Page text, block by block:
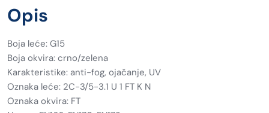
Opis
Boja leće: G15
Boja okvira: crno/zelena
Karakteristike: anti-fog, ojačanje, UV
Oznaka leće: 2C-3/5-3.1 U 1 FT K N
Oznaka okvira: FT